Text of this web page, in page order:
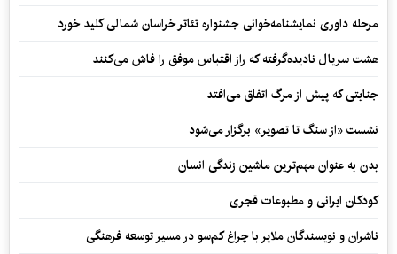
مرحله داوری نمایشنامه‌خوانی جشنواره تئاتر خراسان شمالی کلید خورد
هشت سریال نادیده‌گرفته که راز اقتباس موفق را فاش می‌کنند
جنایتی که پیش از مرگ اتفاق می‌افتد
نشست «از سنگ تا تصویر» برگزار می‌شود
بدن به عنوان مهم‌ترین ماشین زندگی انسان
کودکان ایرانی و مطبوعات قجری
ناشران و نویسندگان ملایر با چراغ کم‌سو در مسیر توسعه فرهنگی